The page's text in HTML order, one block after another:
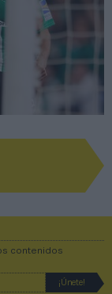
contenidos